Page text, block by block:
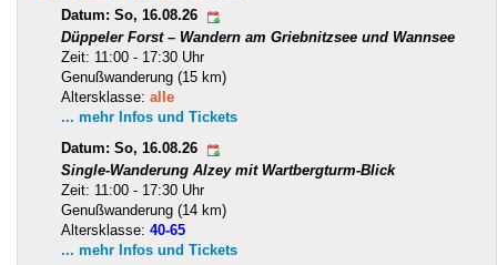
Datum: So, 16.08.26
Düppeler Forst – Wandern am Griebnitzsee und Wannsee
Zeit: 11:00 - 17:30 Uhr
Genußwanderung (15 km)
Altersklasse: alle
... mehr Infos und Tickets
Datum: So, 16.08.26
Single-Wanderung Alzey mit Wartbergturm-Blick
Zeit: 11:00 - 17:30 Uhr
Genußwanderung (14 km)
Altersklasse: 40-65
... mehr Infos und Tickets